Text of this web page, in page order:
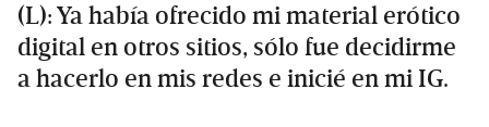
(L): Ya había ofrecido mi material erótico
digital en otros sitios, sólo fue decidirme
a hacerlo en mis redes e inicié en mi IG.